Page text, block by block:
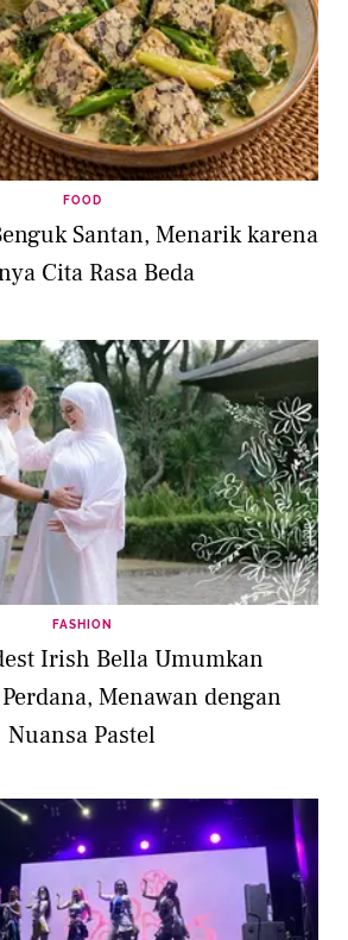
FOOD
Santan, Menarik karena
Cita Rasa Beda
FASHION
Irish Bella Umumkan
Menawan dengan
Nuansa Pastel